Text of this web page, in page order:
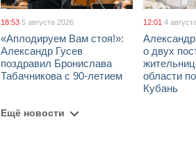
18:53 5 августа 2026
«Аплодируем Вам стоя!»:
Александр Гусев
поздравил Бронислава
Табачникова с 90-летием
12:01 4
о двух
области
Кубань
Ещё новости